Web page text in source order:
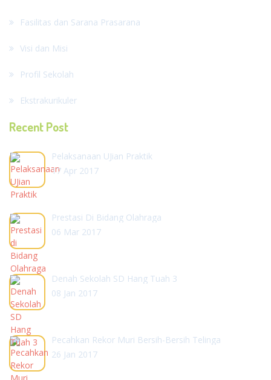
Fasilitas dan Sarana Prasarana
Visi dan Misi
Profil Sekolah
Ekstrakurikuler
Recent Post
Pelaksanaan UJian Praktik
17 Apr 2017
Prestasi Di Bidang Olahraga
06 Mar 2017
Denah Sekolah SD Hang Tuah 3
08 Jan 2017
Pecahkan Rekor Muri Bersih-Bersih Telinga
26 Jan 2017